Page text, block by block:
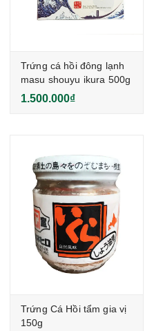
Trứng cá hồi đông lạnh
masu shouyu ikura 500g
1.500.000₫
Trứng Cá Hồi tẩm gia vị
150g